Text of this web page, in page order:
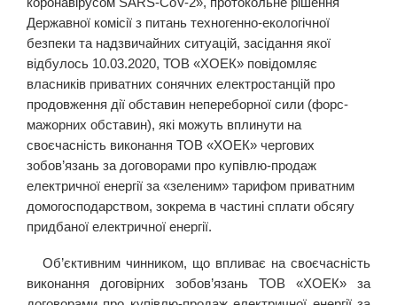
Державної комісії з питань техногенно-екологічної
безпеки та надзвичайних ситуацій, засідання якої
відбулось 10.03.2020, ТОВ «ХОЕК» повідомляє
власників приватних сонячних електростанцій про
продовження дії обставин непереборної сили (форс-
мажорних обставин), які можуть вплинути на
своєчасність виконання ТОВ «ХОЕК» чергових
зобов’язань за договорами про купівлю-продаж
електричної енергії за «зеленим» тарифом приватним
домогосподарством, зокрема в частині сплати обсягу
придбаної електричної енергії.
Об’єктивним чинником, що впливає на своєчасність
виконання договірних зобов’язань ТОВ «ХОЕК» за